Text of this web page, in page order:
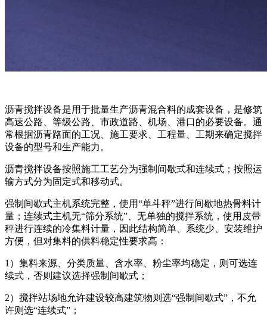
沥青搅拌设备是用于批量生产沥青混合料的成套设备，是修筑
高速公路、等级公路、市政道路、机场、港口的必要设备。通
常根据沥青路面的工况、施工要求、工程量、工期来确定搅拌
设备的型号和生产能力。
沥青搅拌设备按照施工工艺分为强制间歇式和连续式；按照运
输方式分为固定式和移动式。
强制间歇式主机系统完整，使用“单斗秤”进行间歇地热骨料计
量；连续式主机无“筛分系统”、无单独的搅拌系统，使用皮带
秤进行连续的冷集料计量，因此结构简单、系统少、安装维护
方便，但对集料的供料稳定性要求高：
1）集料来源、分类质量、含水率、粉尘率均稳定，则可选连
续式，否则建议选择强制间歇式；
2）搅拌站场地允许建设较高建筑物则选“强制间歇式”，不允
许则选“连续式”；